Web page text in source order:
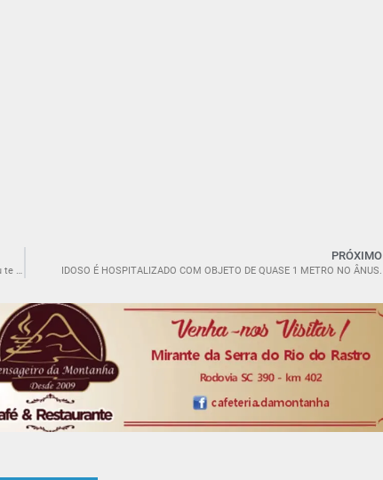
VÍDEO: Barraco por uma cadeira na Câmara do Rincão/SC. “Senta lá que eu te arranco pelo pescoço”.
PRÓXIMO
IDOSO É HOSPITALIZADO COM OBJETO DE QUASE 1 METRO NO ÂNUS.